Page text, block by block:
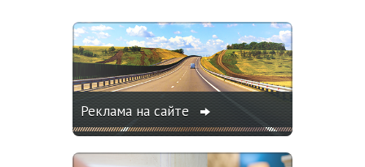
Реклама на сайте